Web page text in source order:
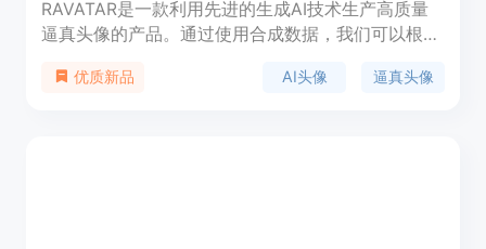
RAVATAR是一款利用先进的生成AI技术生产高质量
逼真头像的产品。通过使用合成数据，我们可以根据
RAVATAR的头像具有多样性和适用性，可以广泛应
优质新品 AI头像 逼真头像